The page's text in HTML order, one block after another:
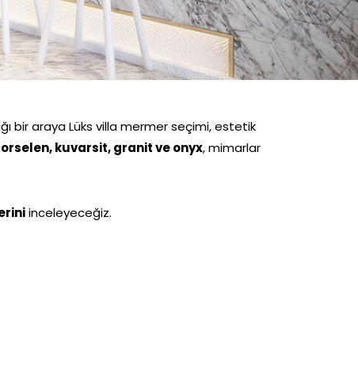
bir araya Lüks villa mermer seçimi, estetik
kuvarsit, granit ve onyx, mimarlar
inceleyeceğiz.